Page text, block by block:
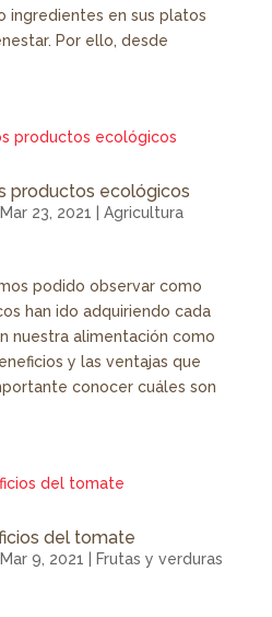
ingredientes en sus platos
Por ello, desde
productos ecológicos
Mar 23, 2021
Agricultura
podido observar como
han ido adquiriendo cada
nuestra alimentación como
y las ventajas que
conocer cuáles son
del tomate
Mar 9, 2021
Frutas y verduras